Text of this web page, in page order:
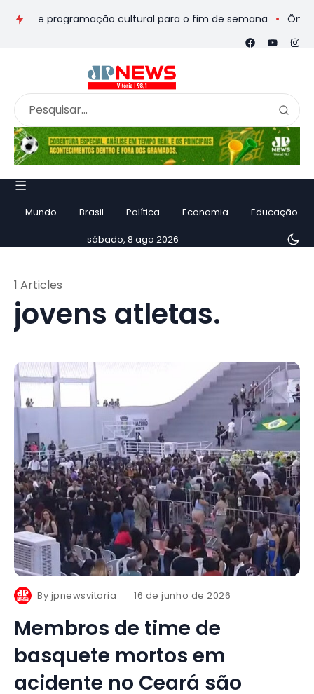
e programação cultural para o fim de semana Ônibus
Mundo Brasil Política Economia Educação
sábado, 8 ago 2026
jovens atletas.
1 Articles
By jpnewsvitoria 16 de junho de 2026
Membros de time de
basquete mortos em
acidente no Ceará são